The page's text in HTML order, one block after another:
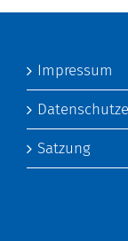
Impressum
Satzung